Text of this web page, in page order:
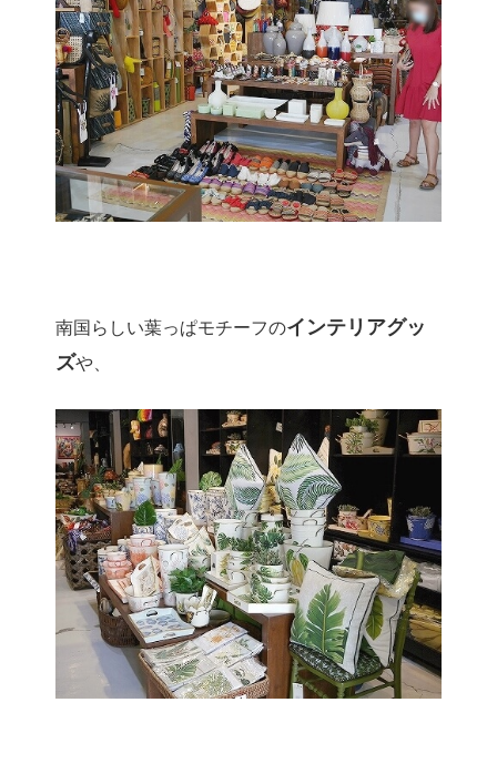
南国らしい葉っぱモチーフのインテリアグッ
ズや、